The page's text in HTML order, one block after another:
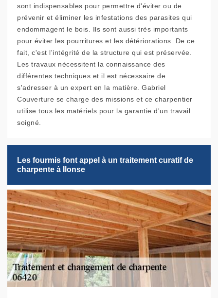
sont indispensables pour permettre d'éviter ou de
prévenir et éliminer les infestations des parasites qui
endommagent le bois. Ils sont aussi très importants
pour éviter les pourritures et les détériorations. De ce
fait, c'est l'intégrité de la structure qui est préservée.
Les travaux nécessitent la connaissance des
différentes techniques et il est nécessaire de
s'adresser à un expert en la matière. Gabriel
Couverture se charge des missions et ce charpentier
utilise tous les matériels pour la garantie d'un travail
soigné.
Les fourmis font appel à un traitement curatif de
charpente à Ilonse